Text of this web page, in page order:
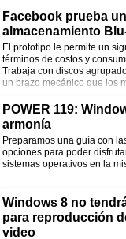
Facebook prueba
almacenamiento
El prototipo le permite un
términos de costos y
Trabaja con discos
un brazo mecánico que los
POWER 119:
armonía
Preparamos una guía con
opciones para poder
sistemas operativos en la
Windows 8 no
para reproducción
video